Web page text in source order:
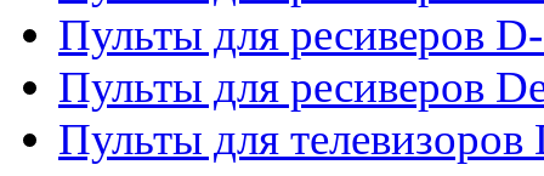
Пульты для ресиверов
Пульты для ресиверов
Пульты для телевизоров